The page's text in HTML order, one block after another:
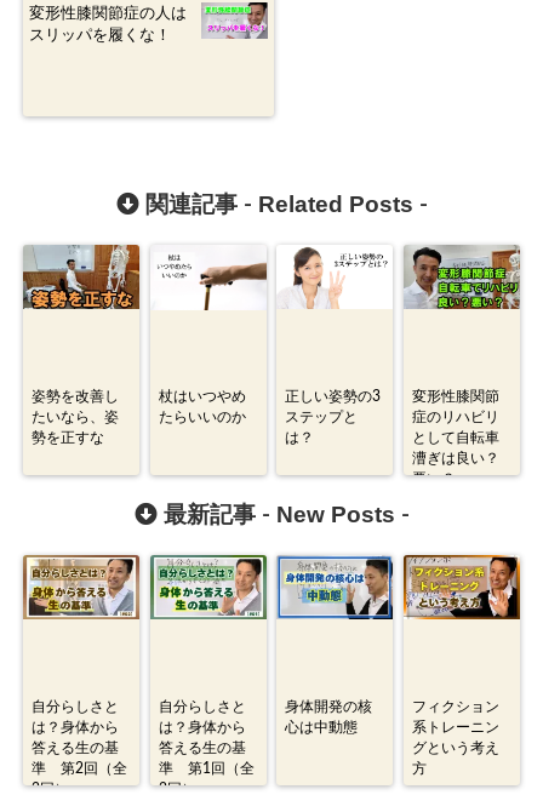
変形性膝関節症の人は
スリッパを履くな！
関連記事 - Related Posts -
姿勢を改善し
たいなら、姿
勢を正すな
杖はいつやめ
たらいいのか
正しい姿勢の3
ステップと
は？
変形性膝関節
症のリハビリ
として自転車
漕ぎは良い？
悪い？
最新記事 - New Posts -
自分らしさと
は？身体から
答える生の基
準 第2回（全
2回）
自分らしさと
は？身体から
答える生の基
準 第1回（全
2回）
身体開発の核
心は中動態
フィクション
系トレーニン
グという考え
方